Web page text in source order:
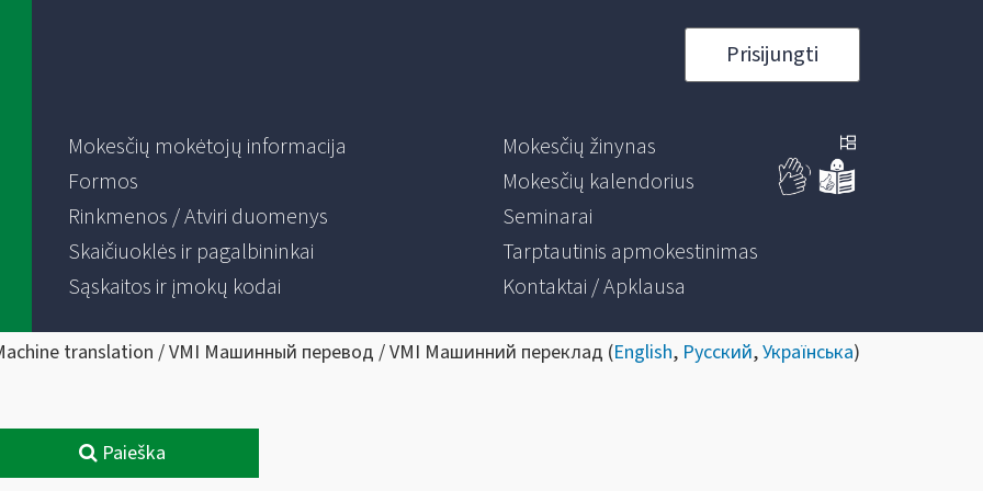
Prisijungti
Mokesčių mokėtojų informacija
Formos
Rinkmenos / Atviri duomenys
Skaičiuoklės ir pagalbininkai
Sąskaitos ir įmokų kodai
Mokesčių žinynas
Mokesčių kalendorius
Seminarai
Tarptautinis apmokestinimas
Kontaktai / Apklausa
translation / VMI Машинный перевод / VMI Машинний переклад (English, Русский,Українська)
Paieška